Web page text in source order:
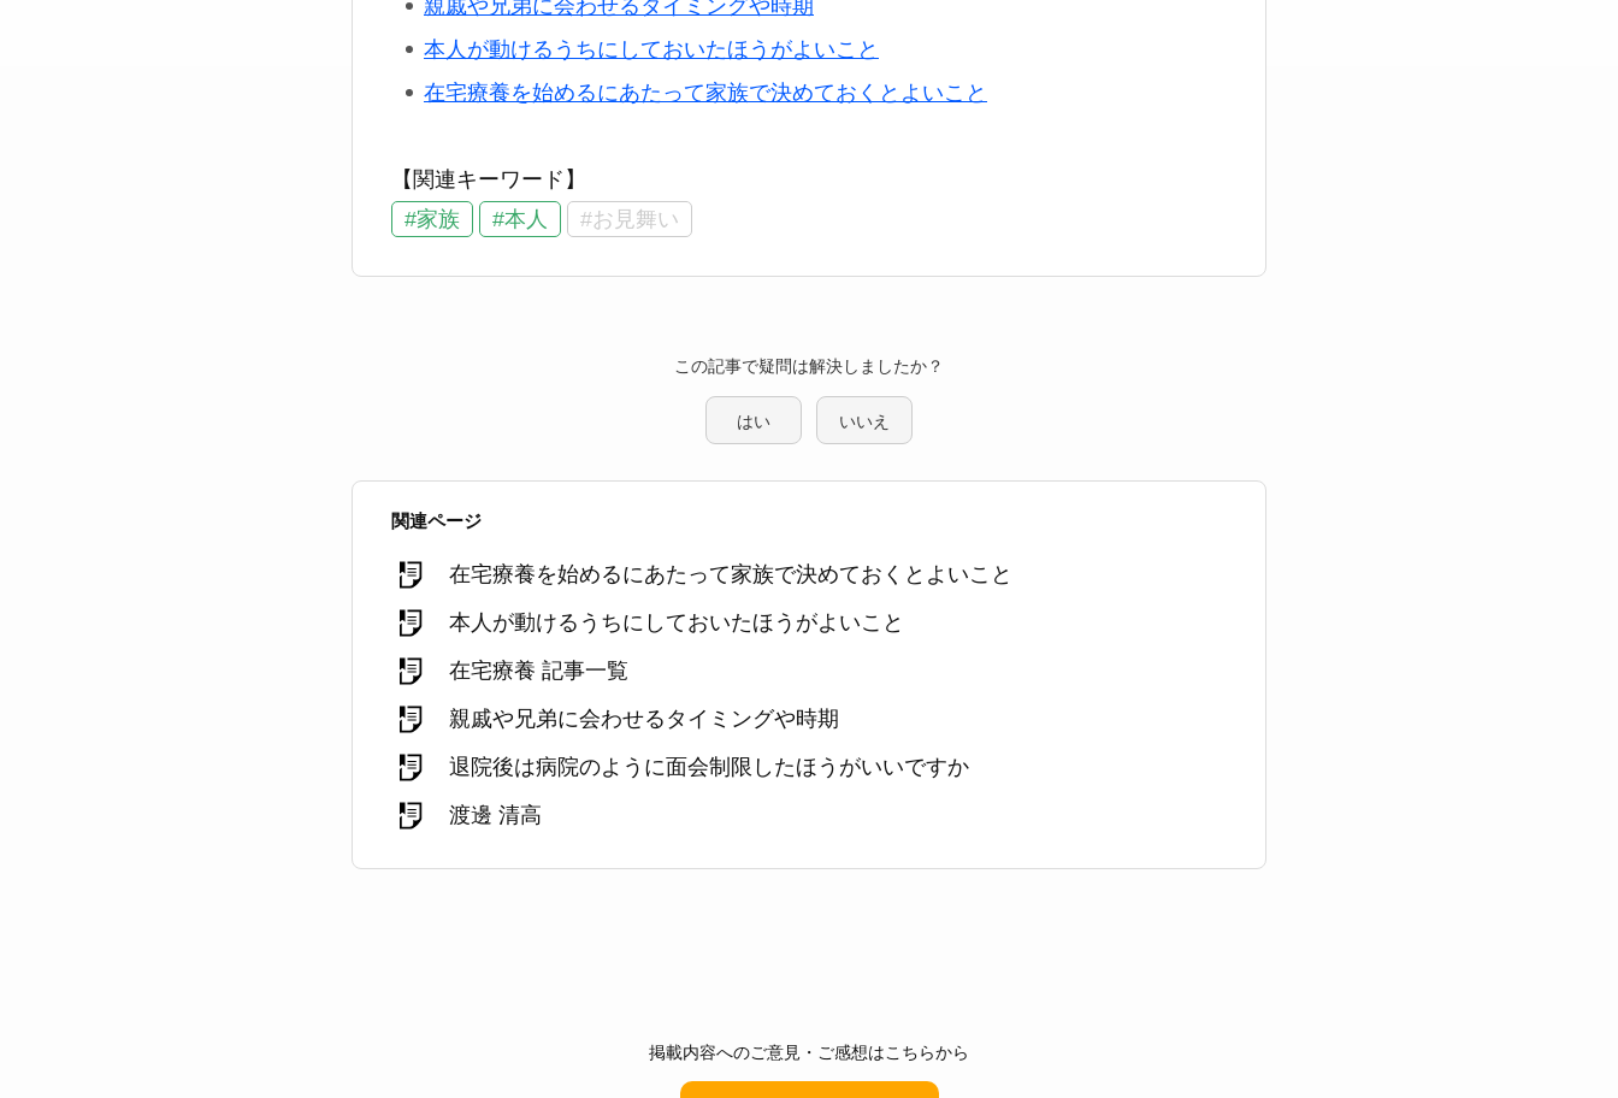
親戚や兄弟に会わせるタイミングや時期
本人が動けるうちにしておいたほうがよいこと
在宅療養を始めるにあたって家族で決めておくとよいこと
【関連キーワード】
#家族
#本人 #お見舞い
この記事で疑問は解決しましたか？
はい いいえ
関連ページ
在宅療養を始めるにあたって家族で決めておくとよいこと
本人が動けるうちにしておいたほうがよいこと
在宅療養 記事一覧
親戚や兄弟に会わせるタイミングや時期
退院後は病院のように面会制限したほうがいいですか
渡邊 清高
掲載内容へのご意見・ご感想はこちらから